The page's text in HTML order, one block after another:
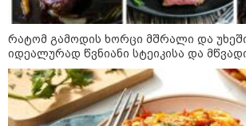
ჩაუტარდება -
თელავის მერი
14:15 / 06-08-2026
ქუთაისში
ახალი
გაიხსნა
რატომ გამოდის ხორცი მშრალი და
იდეალურად წვნიანი სტეიკისა და